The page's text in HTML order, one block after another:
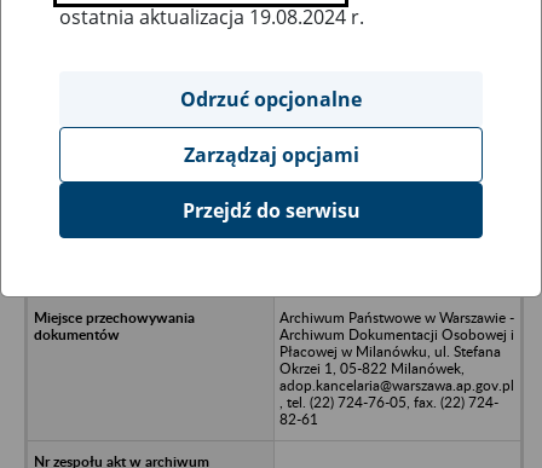
Ukryj wszystkie pozycje bazy
Kluge-Dębski, Wałbrzych, ul.
Archiwum Państwowe w Warszawie -
Archiwum Dokumentacji Osobowej i
Płacowej w Milanówku, ul. Stefana
Okrzei 1, 05-822 Milanówek,
adop.kancelaria@warszawa.ap.gov.pl
, tel. (22) 724-76-05, fax. (22) 724-
82-61
ostatnia aktualizacja 19.08.2024 r.
Odrzuć opcjonalne
Zarządzaj opcjami
Przejdź do serwisu